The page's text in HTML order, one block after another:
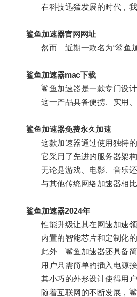
在科技迅猛发展的时代，我
鲨鱼加速器官网网址
然而，近期一款名为“鲨鱼加
鲨鱼加速器mac下载
鲨鱼加速器是一款专门设计
这一产品具备便携、实用、
鲨鱼加速器免费永久加速
这款加速器通过使用独特的
它采用了先进的服务器架构
无论是游戏、电影、音乐还
与其他传统网络加速器相比
鲨鱼加速器2024年
性能升级让其在网速加速领
内置的智能芯片和定制化的
此外，鲨鱼加速器还具备简
用户只需简单的插入电源接
其小巧的外形设计使得用户
随着互联网的不断发展，鲨